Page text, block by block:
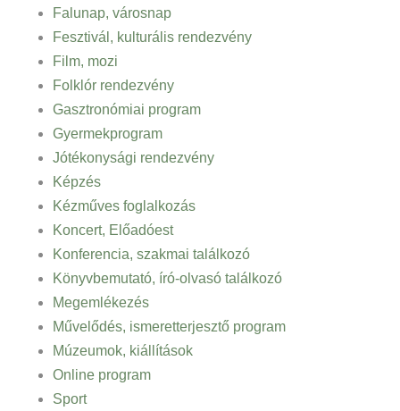
Falunap, városnap
Fesztivál, kulturális rendezvény
Film, mozi
Folklór rendezvény
Gasztronómiai program
Gyermekprogram
Jótékonysági rendezvény
Képzés
Kézműves foglalkozás
Koncert, Előadóest
Konferencia, szakmai találkozó
Könyvbemutató, író-olvasó találkozó
Megemlékezés
Művelődés, ismeretterjesztő program
Múzeumok, kiállítások
Online program
Sport